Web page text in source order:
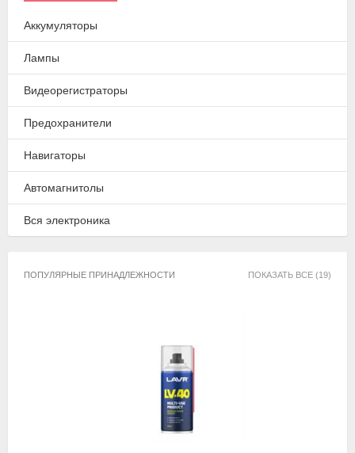
Аккумуляторы
Лампы
Видеорегистраторы
Предохранители
Навигаторы
Автомагнитолы
Вся электроника
ПОПУЛЯРНЫЕ ПРИНАДЛЕЖНОСТИ ПОКАЗАТЬ ВСЕ (19)